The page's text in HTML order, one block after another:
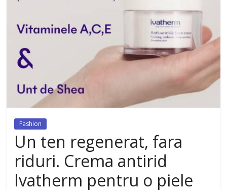
dezvoltat, cu Flexor Fitness-
dispozitiv pentru tonifiere muschi
Fashion
Un ten regenerat, fara
riduri. Crema antirid
Ivatherm pentru o piele